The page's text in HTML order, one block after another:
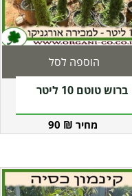
ברוש טוטם 10 ליטר
90 ₪
הוספה לסל